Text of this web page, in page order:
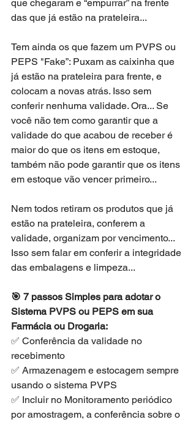
que chegaram e “empurrar” na frente
das que já estão na prateleira...
Tem ainda os que fazem um PVPS ou
PEPS "Fake”: Puxam as caixinha que
já estão na prateleira para frente, e
colocam a novas atrás. Isso sem
conferir nenhuma validade. Ora... Se
você não tem como garantir que a
validade do que acabou de receber é
maior do que os itens em estoque,
também não pode garantir que os itens
em estoque vão vencer primeiro...
Nem todos retiram os produtos que já
estão na prateleira, conferem a
validade, organizam por vencimento...
Isso sem falar em conferir a integridade
das embalagens e limpeza...
🎯 7 passos Simples para adotar o
Sistema PVPS ou PEPS em sua
Farmácia ou Drogaria:
✅ Conferência da validade no
recebimento
✅ Armazenagem e estocagem sempre
usando o sistema PVPS
✅ Incluir no Monitoramento periódico
por amostragem, a conferência sobre o